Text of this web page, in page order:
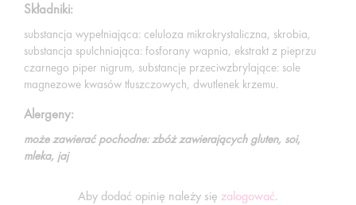
Składniki:
substancja wypełniająca: celuloza mikrokrystaliczna, skrobia,
substancja spulchniająca: fosforany wapnia, ekstrakt z pieprzu
czarnego piper nigrum, substancje przeciwzbrylające: sole
magnezowe kwasów tłuszczowych, dwutlenek krzemu.
Alergeny:
może zawierać pochodne: zbóż zawierających gluten, soi,
mleka, jaj
Aby dodać opinię należy się zalogować.